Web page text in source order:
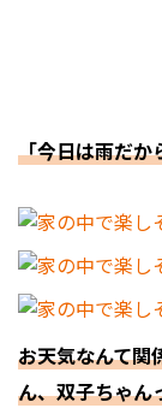
「今日は雨だ
お天気なんて
ん、双子ちゃ